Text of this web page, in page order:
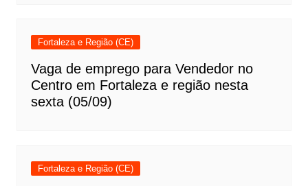
Fortaleza e Região (CE)
Vaga de emprego para Vendedor no
Centro em Fortaleza e região nesta
sexta (05/09)
Fortaleza e Região (CE)